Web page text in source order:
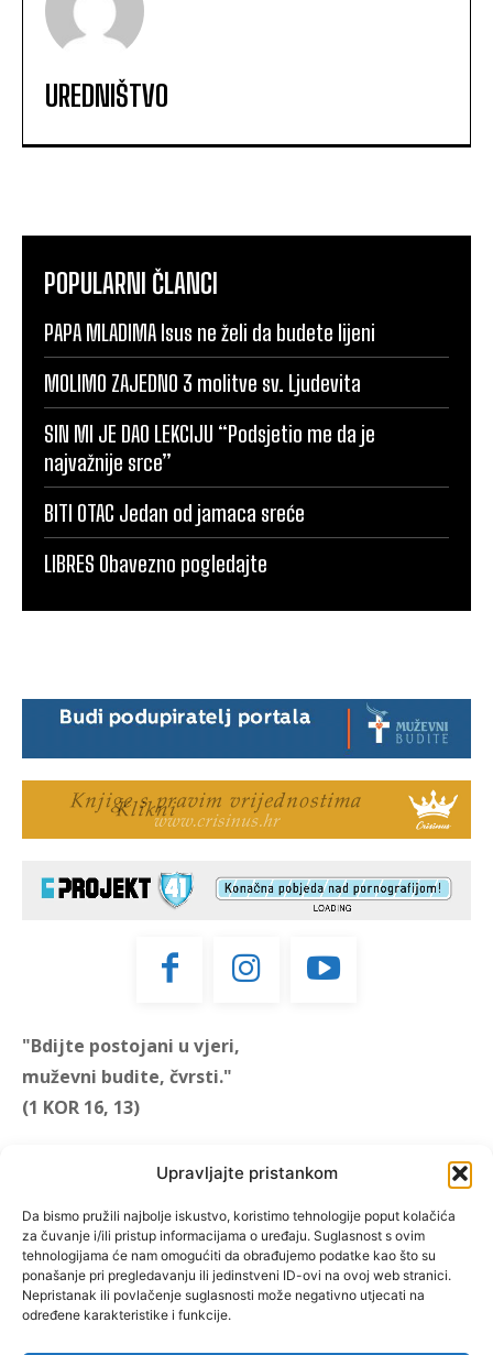
Upravljajte pristankom
Da bismo pružili najbolje iskustvo, koristimo tehnologije poput kolačića
za čuvanje i/ili pristup informacijama o uređaju. Suglasnost s ovim
tehnologijama će nam omogućiti da obrađujemo podatke kao što su
ponašanje pri pregledavanju ili jedinstveni ID-ovi na ovoj web stranici.
Nepristanak ili povlačenje suglasnosti može negativno utjecati na
određene karakteristike i funkcije.
UREDNIŠTVO
POPULARNI ČLANCI
PAPA MLADIMA Isus ne želi da budete lijeni
MOLIMO ZAJEDNO 3 molitve sv. Ljudevita
SIN MI JE DAO LEKCIJU “Podsjetio me da je
najvažnije srce”
BITI OTAC Jedan od jamaca sreće
LIBRES Obavezno pogledajte
"Bdijte postojani u vjeri,
muževni budite, čvrsti."
(1 KOR 16, 13)
"Muževni budite" prvi je
hrvatski portal za katoličke
muškarce koji pokušava
reafirmirati u današnje
vrijeme itekako narušen
biblijski koncept muževnosti,
koji pokušavamo osvijetliti iz